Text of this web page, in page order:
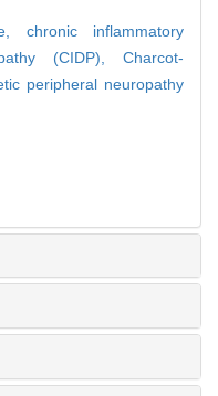
chronic inflammatory
(CIDP), Charcot-
peripheral neuropathy